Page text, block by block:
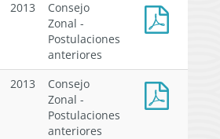
periodo
extraordinario
2013
Consejo
Zonal -
Postulaciones
anteriores
XII
región,
2013
Consejo
Zonal -
Postulaciones
anteriores